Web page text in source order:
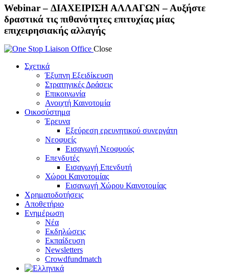
Webinar – ΔΙΑΧΕΙΡΙΣΗ ΑΛΛΑΓΩΝ – Αυξήστε
δραστικά τις πιθανότητες επιτυχίας μίας
επιχειρησιακής αλλαγής
Close
Σχετικά
Έξυπνη Εξειδίκευση
Στρατηγικές Δράσεις
Επικοινωνία
Ανοιχτή Καινοτομία
Οικοσύστημα
Έρευνα
Εξεύρεση ερευνητικού συνεργάτη
Νεοφυείς
Εισαγωγή Νεοφυούς
Επενδυτές
Εισαγωγή Επενδυτή
Χώροι Καινοτομίας
Εισαγωγή Χώρου Καινοτομίας
Χρηματοδοτήσεις
Αποθετήριο
Ενημέρωση
Νέα
Εκδηλώσεις
Εκπαίδευση
Newsletters
Crowdfundmatch